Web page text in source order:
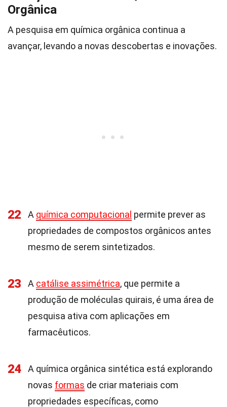
Orgânica
A pesquisa em química orgânica continua a
avançar, levando a novas descobertas e inovações.
22 A química computacional permite prever as
propriedades de compostos orgânicos antes
mesmo de serem sintetizados.
23 A catálise assimétrica, que permite a
produção de moléculas quirais, é uma área de
pesquisa ativa com aplicações em
farmacêuticos.
24
A química orgânica sintética está explorando
novas formas de criar materiais com
propriedades específicas, como